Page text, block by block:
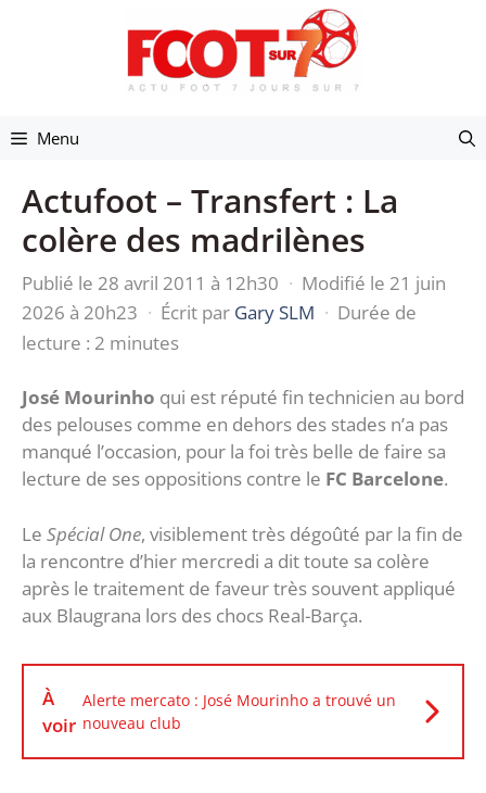
Menu
Actufoot – Transfert : La
colère des madrilènes
Publié le 28 avril 2011 à 12h30 · Modifié le 21 juin
2026 à 20h23 · Écrit par Gary SLM · Durée de
lecture : 2 minutes
José Mourinho qui est réputé fin technicien au bord
des pelouses comme en dehors des stades n’a pas
manqué l’occasion, pour la foi très belle de faire sa
lecture de ses oppositions contre le FC Barcelone.
Le Spécial One, visiblement très dégoûté par la fin de
la rencontre d’hier mercredi a dit toute sa colère
après le traitement de faveur très souvent appliqué
aux Blaugrana lors des chocs Real-Barça.
À
voir
Alerte mercato : José Mourinho a trouvé un
nouveau club